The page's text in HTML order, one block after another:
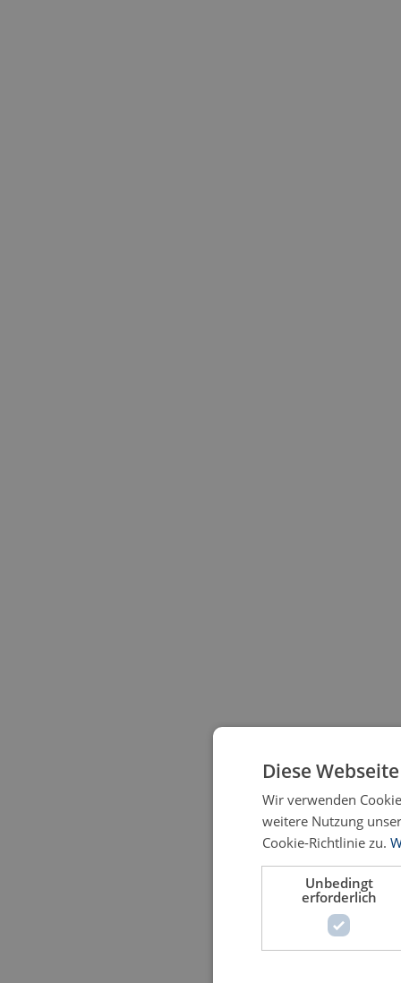
Diese
Wir verwenden
weitere Nutzung
Cookie-Richtlinie zu.
Unbedingt
erforderlich